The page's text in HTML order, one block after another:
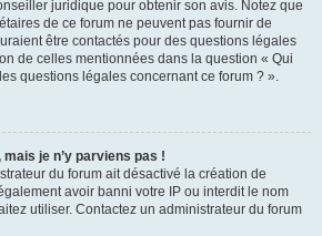
juridique pour obtenir son avis. Notez que
de ce forum ne peuvent pas fournir de
être contactés pour des questions légales
de celles mentionnées dans la question « Qui
questions légales concernant ce forum ? ».
je n’y parviens pas !
du forum ait désactivé la création de
avoir banni votre IP ou interdit le nom
utiliser. Contactez un administrateur du forum